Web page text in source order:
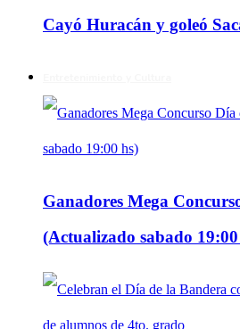
Cayó Huracán y goleó
Ganadores Mega
(Actualizado sabado